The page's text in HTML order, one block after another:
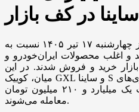
در کف بازار
قیمت خودرو در بازار آزاد امروز چهارشنبه ۱۷ تیر ۱۴۰۵ نسبت به
و اغلب محصولات ایران‌خودرو و
خرید و فروش شدند. در این
میان، کوییک GXL و ساینا S دنده‌ای همچنان ارزان‌ترین سواری‌های
بازار هستند و هر کدام با قیمت یک میلیارد و ۲۱۰ میلیون تومان
معامله می‌شوند.